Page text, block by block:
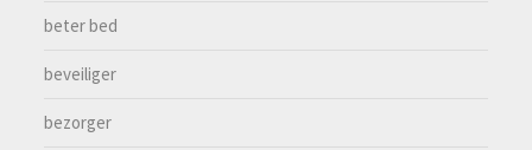
beter bed
beveiliger
bezorger